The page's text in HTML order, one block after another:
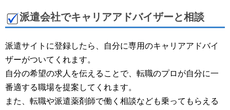
派遣会社でキャリアアドバイザーと相談
派遣サイトに登録したら、自分に専用のキャリアアドバイ
ザーがついてくれます。
自分の希望の求人を伝えることで、転職のプロが自分に一
番適する職場を提案してくれます。
また、転職や派遣薬剤師で働く相談なども乗ってもらえる